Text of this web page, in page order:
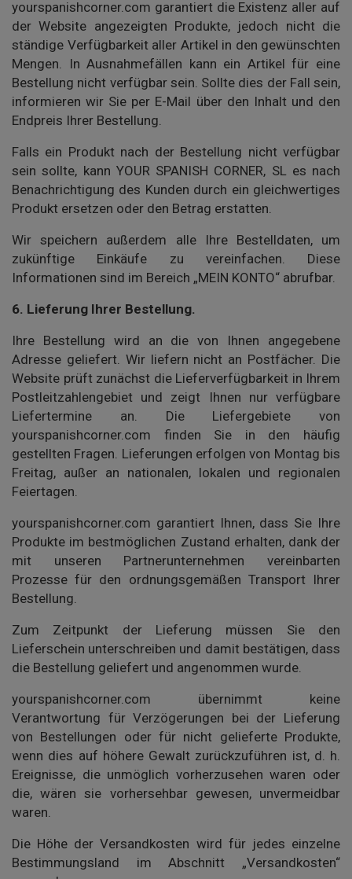
yourspanishcorner.com garantiert die Existenz aller auf
der Website angezeigten Produkte, jedoch nicht die
ständige Verfügbarkeit aller Artikel in den gewünschten
Mengen. In Ausnahmefällen kann ein Artikel für eine
Bestellung nicht verfügbar sein. Sollte dies der Fall sein,
informieren wir Sie per E-Mail über den Inhalt und den
Endpreis Ihrer Bestellung.
Falls ein Produkt nach der Bestellung nicht verfügbar
sein sollte, kann YOUR SPANISH CORNER, SL es nach
Benachrichtigung des Kunden durch ein gleichwertiges
Produkt ersetzen oder den Betrag erstatten.
Wir speichern außerdem alle Ihre Bestelldaten, um
zukünftige Einkäufe zu vereinfachen. Diese
Informationen sind im Bereich „MEIN KONTO“ abrufbar.
6. Lieferung Ihrer Bestellung.
Ihre Bestellung wird an die von Ihnen angegebene
Adresse geliefert. Wir liefern nicht an Postfächer. Die
Website prüft zunächst die Lieferverfügbarkeit in Ihrem
Postleitzahlengebiet und zeigt Ihnen nur verfügbare
Liefertermine an. Die Liefergebiete von
yourspanishcorner.com finden Sie in den häufig
gestellten Fragen. Lieferungen erfolgen von Montag bis
Freitag, außer an nationalen, lokalen und regionalen
Feiertagen.
yourspanishcorner.com garantiert Ihnen, dass Sie Ihre
Produkte im bestmöglichen Zustand erhalten, dank der
mit unseren Partnerunternehmen vereinbarten
Prozesse für den ordnungsgemäßen Transport Ihrer
Bestellung.
Zum Zeitpunkt der Lieferung müssen Sie den
Lieferschein unterschreiben und damit bestätigen, dass
die Bestellung geliefert und angenommen wurde.
yourspanishcorner.com übernimmt keine
Verantwortung für Verzögerungen bei der Lieferung
von Bestellungen oder für nicht gelieferte Produkte,
wenn dies auf höhere Gewalt zurückzuführen ist, d. h.
Ereignisse, die unmöglich vorherzusehen waren oder
die, wären sie vorhersehbar gewesen, unvermeidbar
waren.
Die Höhe der Versandkosten wird für jedes einzelne
Bestimmungsland im Abschnitt „Versandkosten“